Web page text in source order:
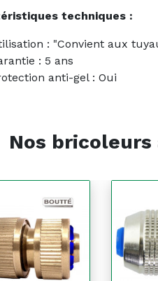
techniques :
: "Convient aux
: 5 ans
anti-gel : Oui
Nos